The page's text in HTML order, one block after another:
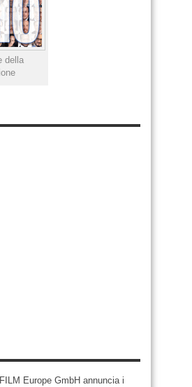
della
Europe GmbH annuncia i